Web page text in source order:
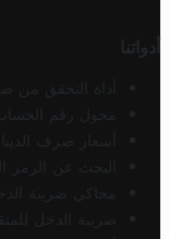
أدواتنا
أداة التحقق من
محول رقم الحساب
أسعار صرف
البحث عن الرمز
محاكي ضريبة
ضريبة الدخل